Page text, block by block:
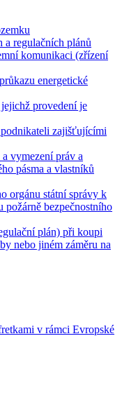
a regulačních plánů
komunikaci (zřízení
energetické
provedení je
zajišťujícími
vymezení práv a
pásma a vlastníků
orgánu státní správy k
požárně bezpečnostního
plán) při koupi
nebo jiném záměru na
v rámci Evropské